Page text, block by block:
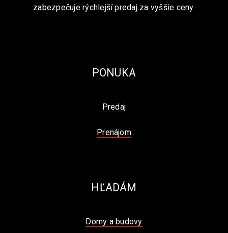
zabezpečuje rýchlejší predaj za vyššie ceny.
PONUKA
Predaj
Prenájom
HĽADÁM
Domy a budovy